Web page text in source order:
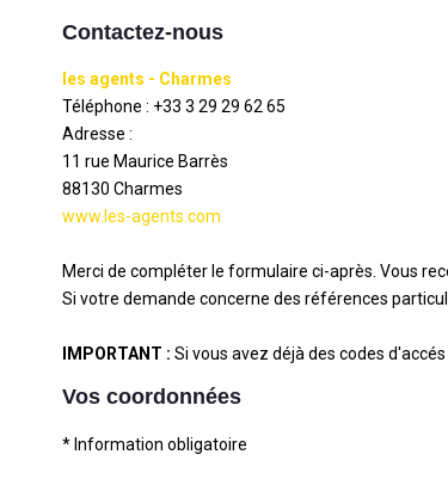
Contactez-nous
les agents - Charmes
Téléphone : +33 3 29 29 62 65
Adresse :
11 rue Maurice Barrès
88130 Charmes
www.les-agents.com
Merci de compléter le formulaire ci-après. Vous
Si votre demande concerne des références
IMPORTANT : Si vous avez déjà des codes
Vos coordonnées
* Information obligatoire